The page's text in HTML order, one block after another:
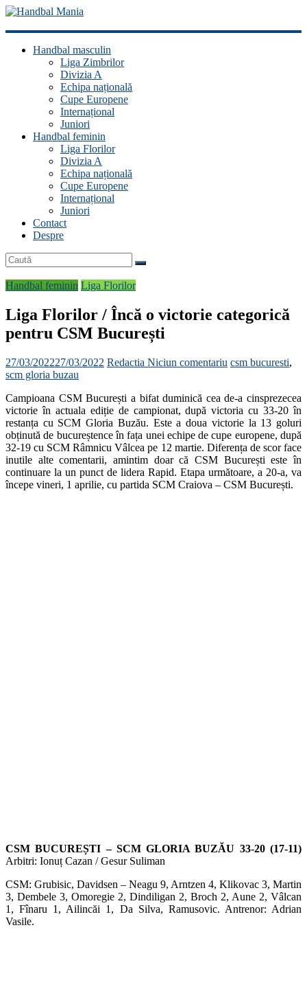
Handbal
ManiaHandbal masculin
Liga Zimbrilor
Divizia A
Echipa națională
Cupe Europene
Internațional
Juniori
Handbal feminin
Liga Florilor
Divizia A
Echipa națională
Cupe Europene
Internațional
Juniori
Contact
Despre
Handbal feminin Liga Florilor
Liga Florilor / Încă o victorie categorică
pentru CSM București
27/03/202227/03/2022 Redactia Niciun comentariu csm bucuresti,
scm gloria buzau
Campioana CSM București a bifat duminică cea de-a cinsprezecea
victorie în actuala ediție de campionat, după victoria cu 33-20 în
restanța cu SCM Gloria Buzău. Este a doua victorie la 13 goluri
obținută de bucureștence în fața unei echipe de cupe europene, după
32-19 cu SCM Râmnicu Vâlcea pe 12 martie. Diferența de scor face
inutile alte comentarii, amintim doar că CSM București este în
continuare la un punct de lidera Rapid. Etapa următoare, a 20-a, va
începe vineri, 1 aprilie, cu partida SCM Craiova – CSM București.
CSM BUCUREȘTI – SCM GLORIA BUZĂU 33-20 (17-11)
Arbitri: Ionuț Cazan / Gesur Suliman
CSM: Grubisic, Davidsen – Neagu 9, Arntzen 4, Klikovac 3, Martin
3, Dembele 3, Omoregie 2, Dindiligan 2, Broch 2, Aune 2, Vâlcan
1, Fînaru 1, Ailincăi 1, Da Silva, Ramusovic. Antrenor: Adrian
Vasile.